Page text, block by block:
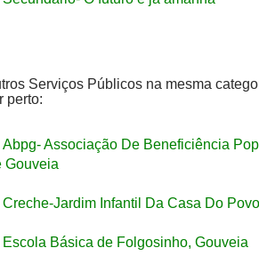
Serviços Públicos na mesma
perto:
Abpg- Associação De Beneficiência
Gouveia
Creche-Jardim Infantil Da Casa Do Povo
Escola Básica de Folgosinho, Gouveia